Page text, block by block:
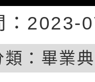
：2023-
： 畢業